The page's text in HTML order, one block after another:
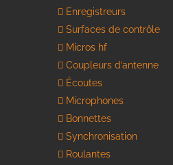
Enregistreurs
Surfaces de contrôle
Micros hf
Coupleurs d’antenne
Écoutes
Microphones
Bonnettes
Synchronisation
Roulantes